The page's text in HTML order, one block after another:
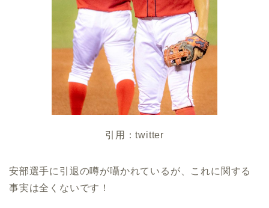
引用：twitter
安部選手に引退の噂が囁かれているが、これに関する
事実は全くないです！